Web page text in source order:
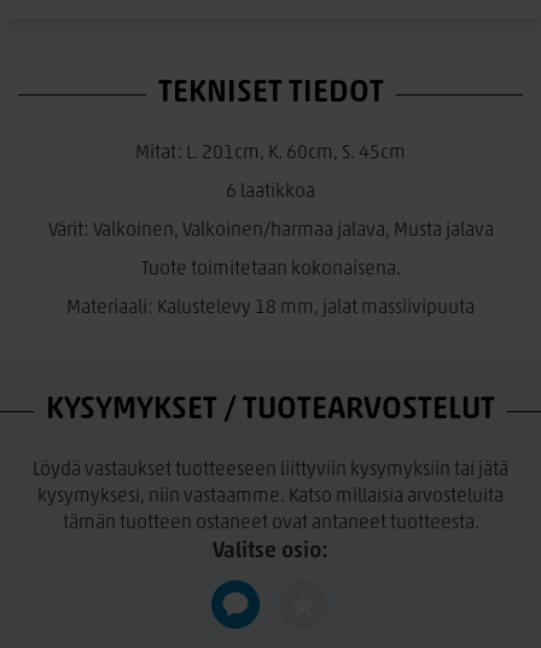
TEKNISET TIEDOT
Mitat: L. 201cm, K. 60cm, S. 45cm
6 laatikkoa
Värit: Valkoinen, Valkoinen/harmaa jalava, Musta jalava
Tuote toimitetaan kokonaisena.
Materiaali: Kalustelevy 18 mm, jalat massiivipuuta
KYSYMYKSET / TUOTEARVOSTELUT
Löydä vastaukset tuotteeseen liittyviin kysymyksiin tai jätä
kysymyksesi, niin vastaamme. Katso millaisia arvosteluita
tämän tuotteen ostaneet ovat antaneet tuotteesta.
Valitse osio: